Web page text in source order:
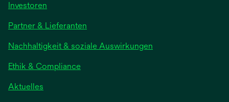
Investoren
einer
neuen
geöffnet
Partner & Lieferanten
Nachhaltigkeit & soziale Auswirkungen
Ethik & Compliance
Aktuelles